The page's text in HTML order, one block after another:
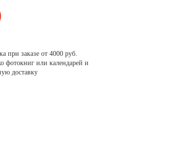
при заказе от 4000 руб.
фотокниг или календарей и
доставку